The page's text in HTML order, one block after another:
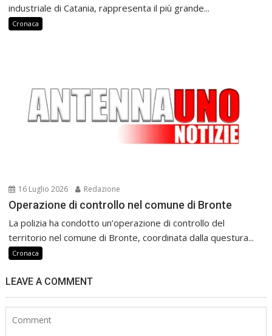
industriale di Catania, rappresenta il più grande...
Cronaca
16 Luglio 2026 Redazione
Operazione di controllo nel comune di Bronte
La polizia ha condotto un’operazione di controllo del
territorio nel comune di Bronte, coordinata dalla questura...
Cronaca
LEAVE A COMMENT